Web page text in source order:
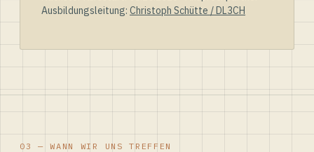
Ausbildungsleitung: Christoph Schütte / DL3CH
03 — WANN WIR UNS TREFFEN